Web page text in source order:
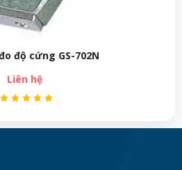
độ cứng GS-702N
Liên hệ